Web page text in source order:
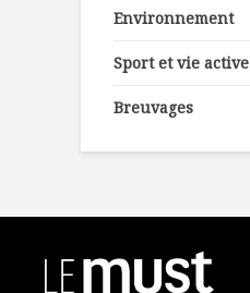
Environnement
Sport et vie active
Breuvages